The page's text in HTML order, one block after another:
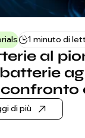
1 minuto di
al
di più